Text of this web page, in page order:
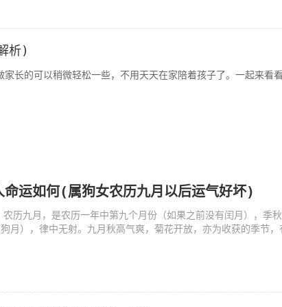
析)
长的可以稍微轻松一些，不用天天在家陪着孩子了。一起来看
命运如何(属狗女农历九月以后运气好坏)
历九月，是农历一年中第九个月份（如果之前没有闰月），季秋
月），律中无射。九月秋高气爽，菊花开放，亦为收获的季节，